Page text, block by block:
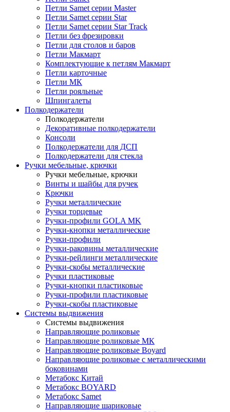
Петли Samet серии Master
Петли Samet серии Star
Петли Samet серии Star Track
Петли без фрезировки
Петли для столов и баров
Петли Макмарт
Комплектующие к петлям Макмарт
Петли карточные
Петли МК
Петли рояльные
Шпингалеты
Полкодержатели
Полкодержатели
Декоративные полкодержатели
Консоли
Полкодержатели для ДСП
Полкодержатели для стекла
Ручки мебельные, крючки
Ручки мебельные, крючки
Винты и шайбы для ручек
Крючки
Ручки металлические
Ручки торцевые
Ручки-профили GOLA MK
Ручки-кнопки металлические
Ручки-профили
Ручки-раковины металлические
Ручки-рейлинги металлические
Ручки-скобы металлические
Ручки пластиковые
Ручки-кнопки пластиковые
Ручки-профили пластиковые
Ручки-скобы пластиковые
Системы выдвижения
Системы выдвижения
Направляющие роликовые
Направляющие роликовые МК
Направляющие роликовые Boyard
Направляющие роликовые с металлическими
боковинами
Метабокс Китай
Метабокс BOYARD
Метабокс Samet
Направляющие шариковые